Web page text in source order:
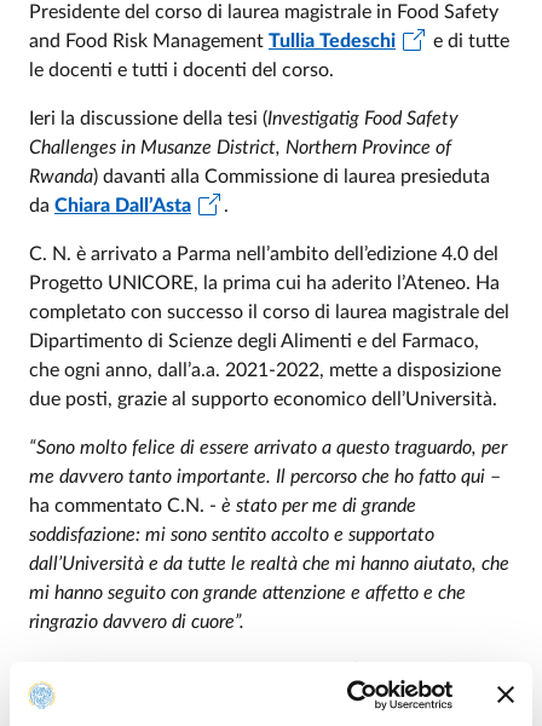
Presidente del corso di laurea magistrale in Food Safety
and Food Risk Management Tullia Tedeschi
e di tutte
le docenti e tutti i docenti del corso.
Ieri la discussione della tesi (Investigatig Food Safety
Challenges in Musanze District, Northern Province of
Rwanda) davanti alla Commissione di laurea presieduta
da Chiara Dall’Asta .
C. N. è arrivato a Parma nell’ambito dell’edizione 4.0 del
Progetto UNICORE, la prima cui ha aderito l’Ateneo. Ha
completato con successo il corso di laurea magistrale del
Dipartimento di Scienze degli Alimenti e del Farmaco,
che ogni anno, dall’a.a. 2021-2022, mette a disposizione
due posti, grazie al supporto economico dell’Università.
“Sono molto felice di essere arrivato a questo traguardo, per
me davvero tanto importante. Il percorso che ho fatto qui –
ha commentato C.N. - è stato per me di grande
soddisfazione: mi sono sentito accolto e supportato
dall’Università e da tutte le realtà che mi hanno aiutato, che
mi hanno seguito con grande attenzione e affetto e che
ringrazio davvero di cuore”.
arrivare in Italia in sicurezza e dignità per proseguire gli